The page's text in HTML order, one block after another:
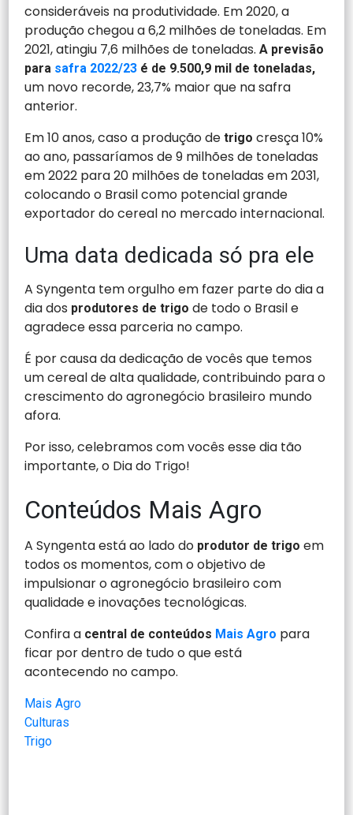
consideráveis na produtividade. Em 2020, a
produção chegou a 6,2 milhões de toneladas. Em
2021, atingiu 7,6 milhões de toneladas.A previsão
para safra 2022/23 é de 9.500,9 mil de toneladas,
um novo recorde, 23,7% maior que na safra
anterior.
Em 10 anos, caso a produção detrigo cresça 10%
ao ano, passaríamos de 9 milhões de toneladas
em 2022 para 20 milhões de toneladas em 2031,
colocando o Brasil como potencial grande
exportador do cereal no mercado internacional.
Uma data dedicada só pra ele
A Syngenta tem orgulho em fazer parte do dia a
dia dos produtores de trigo de todo o Brasil e
agradece essa parceria no campo.
É por causa da dedicação de vocês que temos
um cereal de alta qualidade, contribuindo para o
crescimento do agronegócio brasileiro mundo
afora.
Por isso, celebramos com vocês esse dia tão
importante, o Dia do Trigo!
Conteúdos Mais Agro
A Syngenta está ao lado do produtor de trigo em
todos os momentos, com o objetivo de
impulsionar o agronegócio brasileiro com
qualidade e inovações tecnológicas.
Confira a central de conteúdos Mais Agro para
ficar por dentro de tudo o que está
acontecendo no campo.
Mais Agro
Culturas
Trigo